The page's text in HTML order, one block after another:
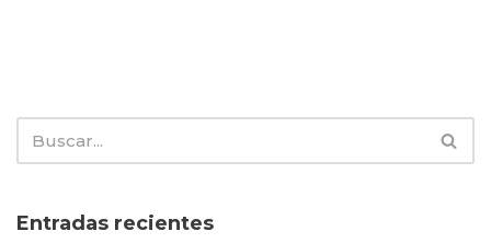
Entradas recientes